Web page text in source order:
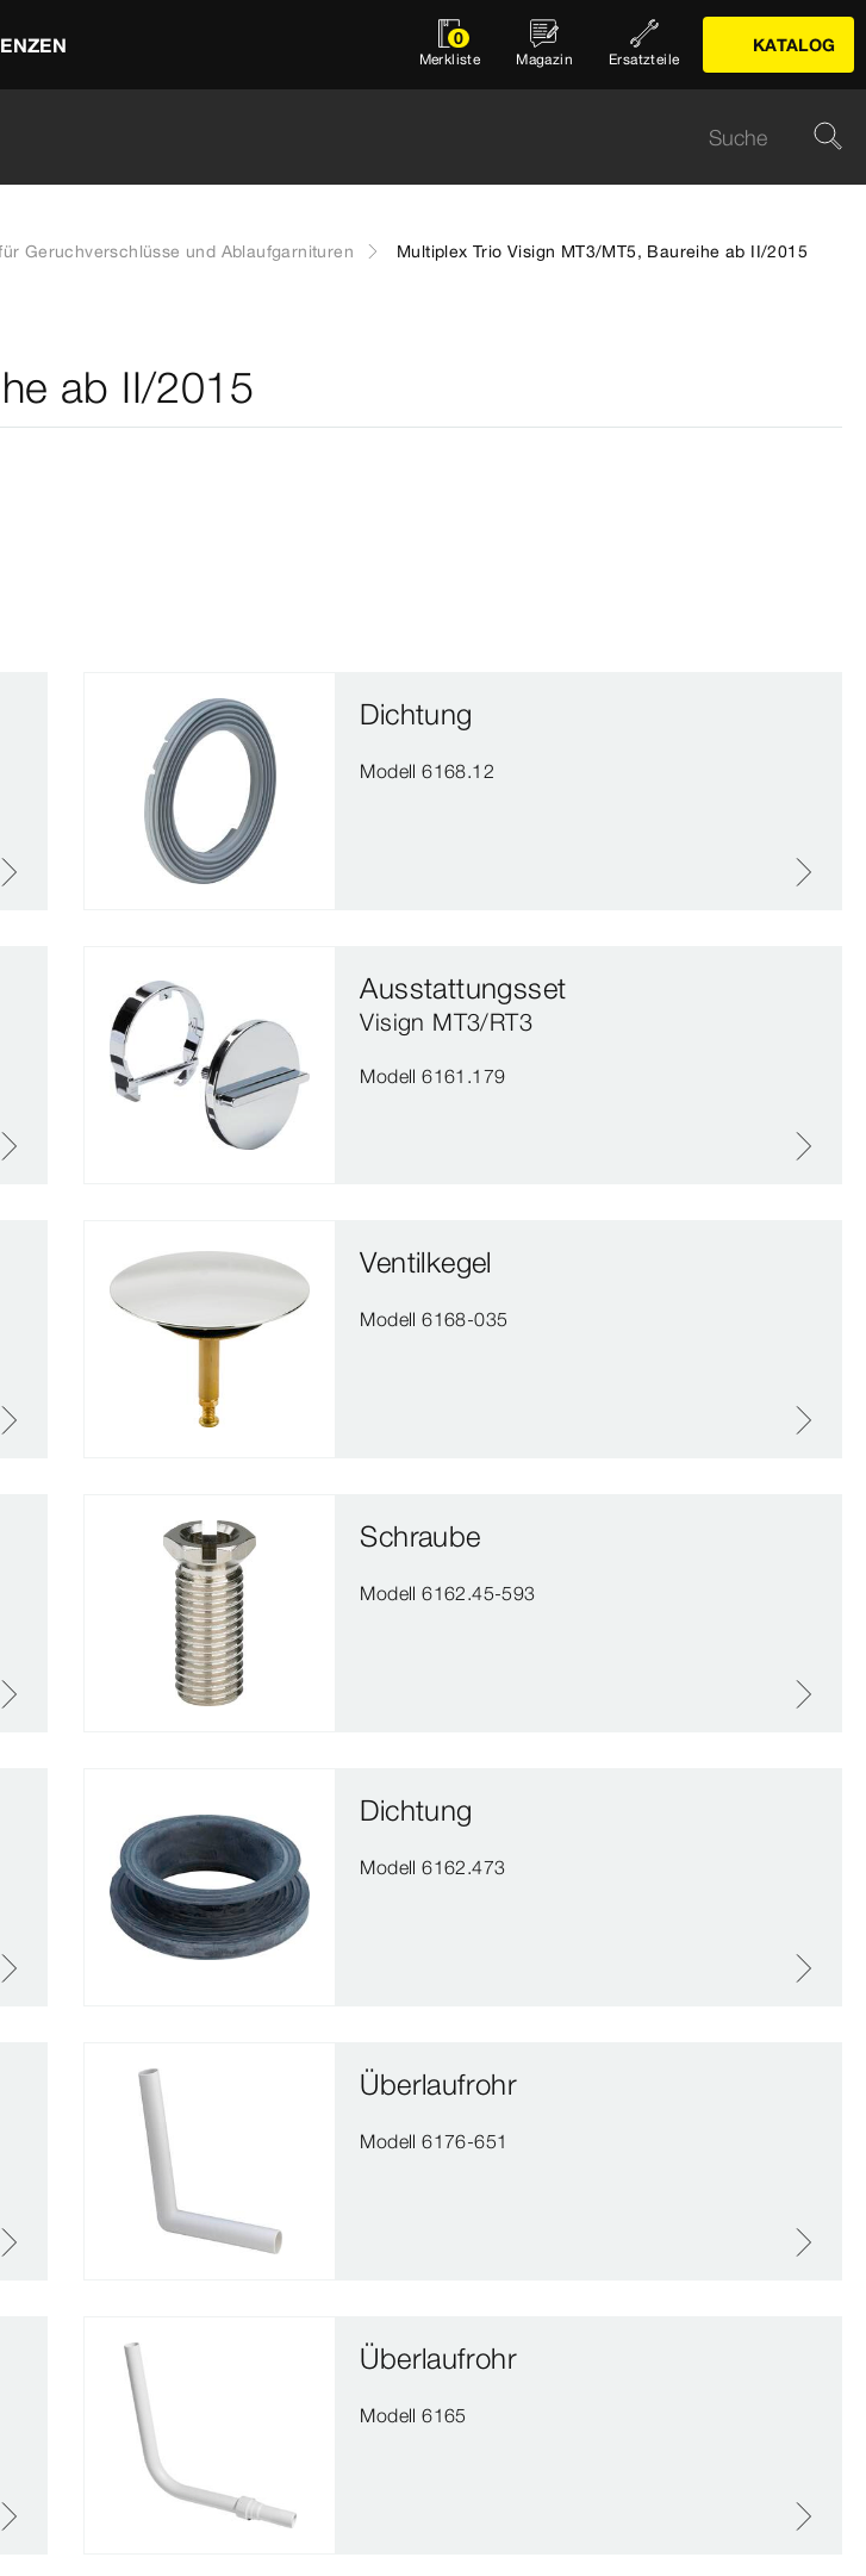
0
Merkliste Magazin Ersatzteile
KATALOG
Geruchverschlüsse und Ablaufgarnituren Multiplex Trio Visign MT3/MT5, Baureihe ab II/2015
ab II/2015
Dichtung
Modell 6168.12
Ausstattungsset
Visign MT3/RT3
Modell 6161.179
Ventilkegel
Modell 6168-035
Schraube
Modell 6162.45-593
Dichtung
Modell 6162.473
Überlaufrohr
Modell 6176-651
Überlaufrohr
Modell 6165